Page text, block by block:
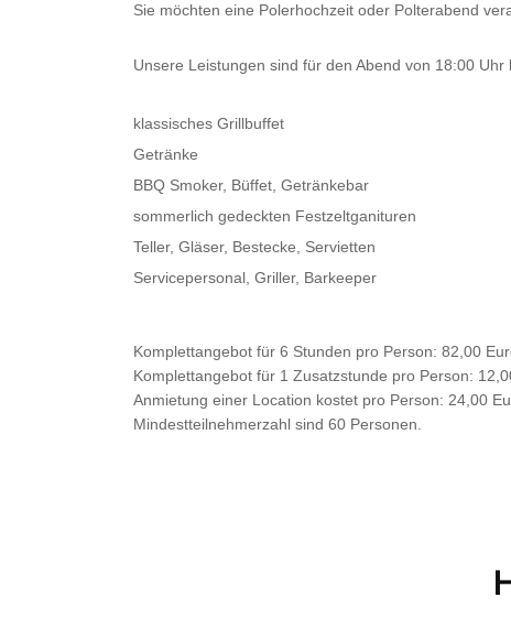
Sie möchten eine Polerhochzeit oder Polterabend
Unsere Leistungen sind für den Abend von 18:00
klassisches Grillbuffet
Getränke
BBQ Smoker, Büffet, Getränkebar
sommerlich gedeckten Festzeltganituren
Teller, Gläser, Bestecke, Servietten
Servicepersonal, Griller, Barkeeper
Komplettangebot für 6 Stunden pro Person: 82,00
Komplettangebot für 1 Zusatzstunde pro Person:
Anmietung einer Location kostet pro Person: 24,00
Mindestteilnehmerzahl sind 60 Personen.